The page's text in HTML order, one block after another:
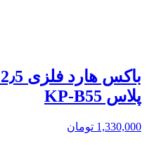
پلاس KP-B55
1,330,000 تومان